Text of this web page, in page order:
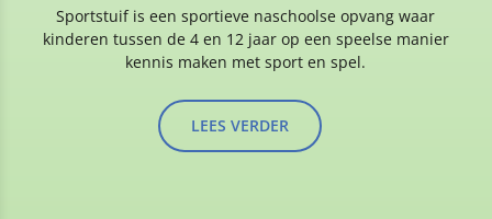
Sportstuif is een sportieve naschoolse opvang waar
kinderen tussen de 4 en 12 jaar op een speelse manier
kennis maken met sport en spel.
LEES VERDER